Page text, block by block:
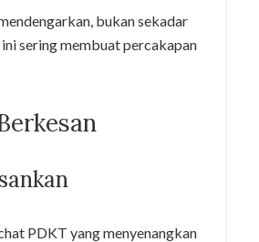
bukan sekadar
sering membuat percakapan
PDKT yang menyenangkan